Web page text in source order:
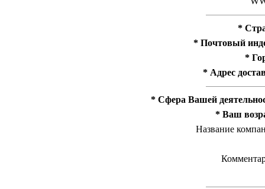
*
* Почтовый
*
* Адрес
* Сфера Вашей
* Ваш
Название